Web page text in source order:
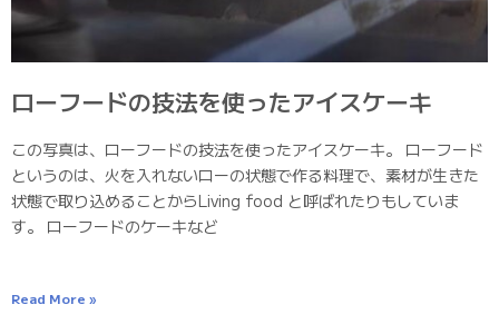
ローフードの技法を使ったアイスケーキ
この写真は、ローフードの技法を使ったアイスケーキ。 ローフード
というのは、火を入れないローの状態で作る料理で、素材が生きた
状態で取り込めることからLiving food と呼ばれたりもしていま
す。 ローフードのケーキなど
Read More »